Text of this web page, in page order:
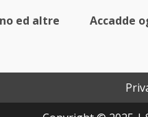
ed altre
Accadde